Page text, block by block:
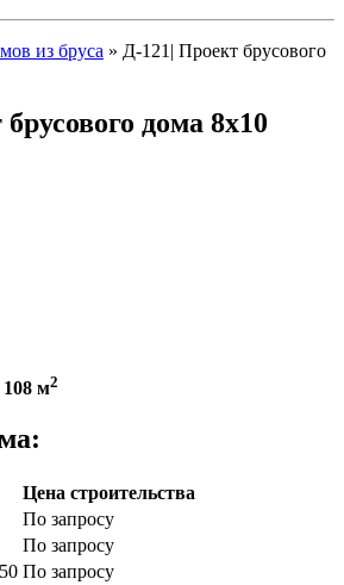
из бруса » Д-121| Проект брусового
дома 8х10
108 м2
Цена строительства
По запросу
По запросу
По запросу